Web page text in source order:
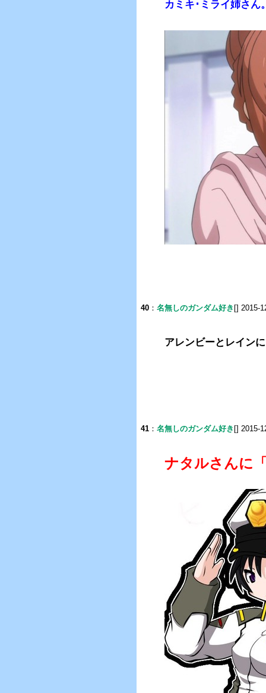
カミキ･ミライ姉さん
40 ： 名無しのガンダム好き [] 2015-
アレンビーとレイン
41 ： 名無しのガンダム好き [] 2015-
ナタルさんに